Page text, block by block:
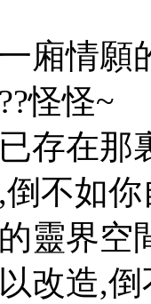
廂情願
怪怪~
存在那
不如
靈界空
改造,